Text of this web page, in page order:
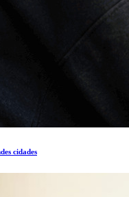
cidades